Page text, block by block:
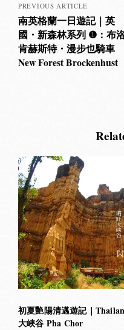
PREVIOUS ARTICLE
南英格蘭一日遊記｜英
國・新森林系列 ❶：布
肯赫斯特・漫步也騎車
New Forest Brockenhust
初夏艷陽清邁遊記｜
大峽谷 Pha Chor